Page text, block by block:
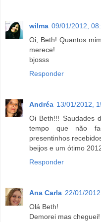
wilma 09/01/2012,
Oi, Beth! Quantos
merece!
bjosss
Responder
Andréa 13/01/2012,
Oi Beth!!! Saudades
tempo que não
presentinhos
beijos e um ótimo
Responder
Ana Carla 22/01/
Olá Beth!
Demorei mas cheguei!